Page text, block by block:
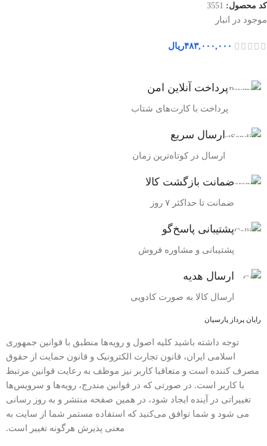
کد محصول: 3551
موجود در انبار
۴۸۳,۰۰۰,۰۰۰ریال
پرداخت آنلاین امن
پرداخت با کارت‌های شتاب
ارسال سریع
ارسال در کوتاه‌ترین زمان
ضمانت بازگشت کالا
ضمانت تا حداکثر ۷ روز
پشتیبانی پاسخ‌گو
پشتیبانی و مشاوره فروش
ارسال هدیه
ارسال کالا به صورت کادویی
رایان پرداز پارسیان
توجه داشته باشید کلیه اصول و رویه‏‌ها منطبق با قوانین جمهوری
اسلامی ایران، قانون تجارت الکترونیک و قانون حمایت از حقوق
مصرف کننده است و متعاقبا کاربر نیز موظف به رعایت قوانین مرتبط
با کاربر است. در صورتی که در قوانین مندرج، رویه‏‌ها و سرویس‏‌ها
تغییراتی در آینده ایجاد شود، در همین صفحه منتشر و به روز رسانی
می شود و شما توافق می‏‌کنید که استفاده مستمر شما از سایت به
معنی پذیرش هرگونه تغییر است.